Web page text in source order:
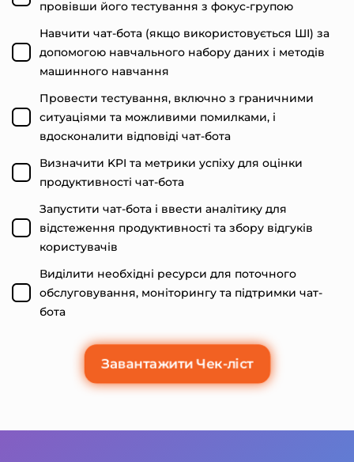
провівши його тестування з фокус-групою
Навчити чат-бота (якщо використовується ШІ) за
допомогою навчального набору даних і методів
машинного навчання
Провести тестування, включно з граничними
ситуаціями та можливими помилками, і
вдосконалити відповіді чат-бота
Визначити KPI та метрики успіху для оцінки
продуктивності чат-бота
Запустити чат-бота і ввести аналітику для
відстеження продуктивності та збору відгуків
користувачів
Виділити необхідні ресурси для поточного
обслуговування, моніторингу та підтримки чат-
бота
Завантажити Чек-ліст